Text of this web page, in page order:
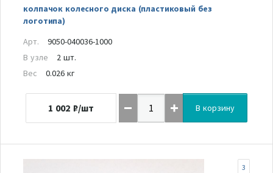
колпачок колесного диска (пластиковый без
логотипа)
Арт.
9050-040036-1000
В узле
2 шт.
Вес
0.026 кг
1 002 ₽/шт В корзину
3